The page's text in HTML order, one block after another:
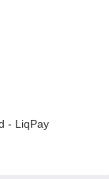
- LiqPay